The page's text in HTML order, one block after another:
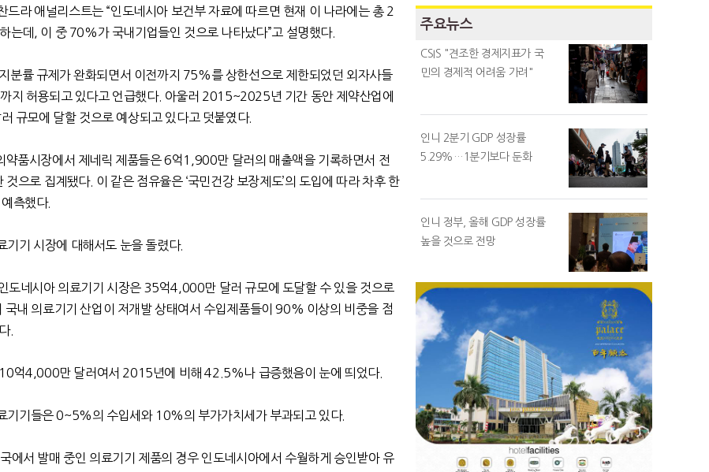
드라 애널리스트는 “인도네시아 보건부 자료에 따르면 현재 이 나라에는 총 2
는데, 이 중 70%가 국내기업들인 것으로 나타났다”고 설명했다.
분률 규제가 완화되면서 이전까지 75%를 상한선으로 제한되었던 외자사들
지 허용되고 있다고 언급했다. 아울러 2015~2025년 기간 동안 제약산업에
규모에 달할 것으로 예상되고 있다고 덧붙였다.
품시장에서 제네릭 제품들은 6억1,900만 달러의 매출액을 기록하면서 전
으로 집계됐다. 이 같은 점유율은 ‘국민건강 보장제도’의 도입에 따라 차후 한
측했다.
기기 시장에 대해서도 눈을 돌렸다.
도네시아 의료기기 시장은 35억4,000만 달러 규모에 도달할 수 있을 것으로
국내 의료기기 산업이 저개발 상태여서 수입제품들이 90% 이상의 비중을 점
.
억4,000만 달러여서 2015년에 비해 42.5%나 급증했음이 눈에 띄었다.
기기들은 0~5%의 수입세와 10%의 부가가치세가 부과되고 있다.
에서 발매 중인 의료기기 제품의 경우 인도네시아에서 수월하게 승인받아 유
주요뉴스
CSIS "견조한 경제지표가 국
민의 경제적 어려움 가려"
인니 2분기 GDP 성장률
5.29%…1분기보다 둔화
인니 정부, 올해 GDP 성장률
높을 것으로 전망